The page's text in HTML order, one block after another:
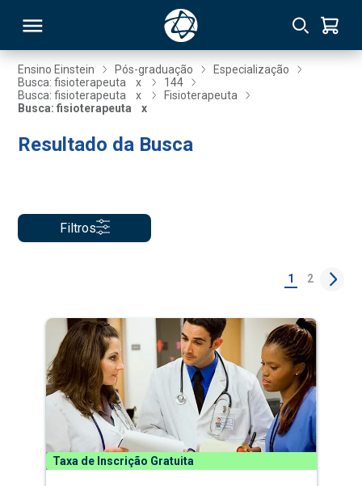
Ensino Einstein Pós-graduação
Especialização
Busca: fisioterapeuta
x
144
Busca: fisioterapeuta
x
Fisioterapeuta
Busca: fisioterapeuta
x
Resultado da Busca
Filtros
1 2
Taxa de Inscrição Gratuita